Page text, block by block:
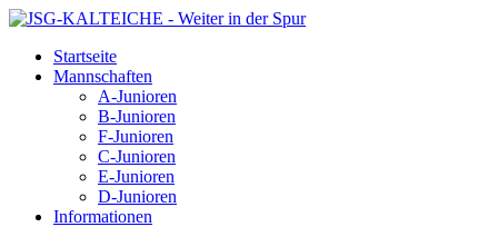
Startseite
Mannschaften
A-Junioren
B-Junioren
F-Junioren
C-Junioren
E-Junioren
D-Junioren
Informationen